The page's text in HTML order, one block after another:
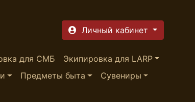
Личный кабинет
для СМБ
Экипировка для LARP
Предметы быта
Сувениры